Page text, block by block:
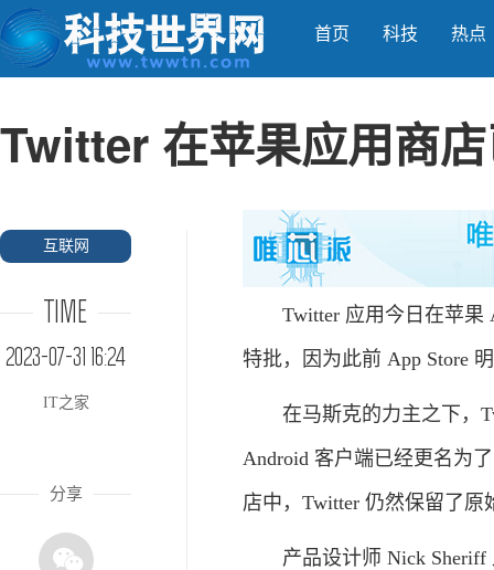
首页 科技 热点
Twitter 在苹果应用商
互联网
TIME
2023-07-31 16:24
IT之家
分享
Twitter 应用今日在苹果
特批，因为此前 App Store
在马斯克的力主之下，
Android 客户端已经更名为
店中，Twitter 仍然保留了原
产品设计师 Nick Sheriff